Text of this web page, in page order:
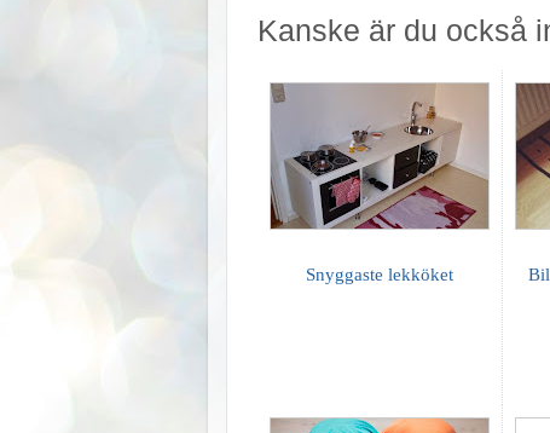
Kanske är du också
Snyggaste lekköket